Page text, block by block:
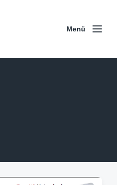
Menü